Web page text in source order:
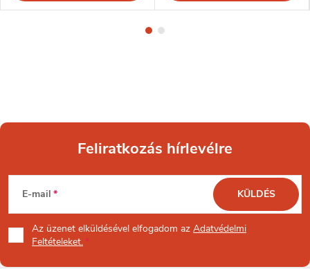
L
á
b
Feliratkozás hírlevélre
E-mail
Az üzenet elküldésével elfogadom az Adatvédelmi
Feltételeket.
KÜLDÉS